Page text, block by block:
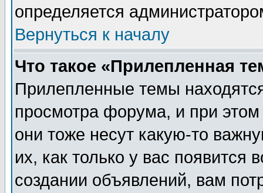
определяется
Вернуться к началу
Что такое «Прилепленная
Прилепленные темы
просмотра форума, и при
они тоже несут какую-то
их, как только у вас появится
создании объявлений, вам